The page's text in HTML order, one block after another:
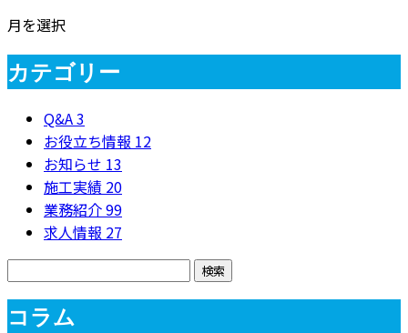
月を選択
カテゴリー
Q&A3
お役立ち情報 12
お知らせ 13
施工実績 20
業務紹介99
求人情報 27
コラム